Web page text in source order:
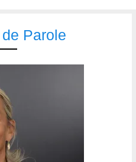
Parole